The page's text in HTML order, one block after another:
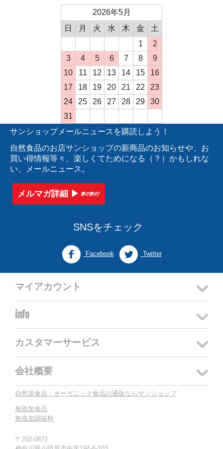
2026年5月
日
月 火 水 木 金
土
1
2
3
4 5 6 7 8
9
10
11 12 13 14 15
16
17
18 19 20 21 22
23
24
25 26 27 28 29
30
31
サンショップメールニュースを購読しよう！
自然食品のお店サンショップの新商品のお知らせや、お
買い得情報等々、楽しくてためになる（？）かもしれな
い、メールニュース。
メルマガ詳細 ▶︎
SNSをチェック
Facebook Twitter
マイアカウント
info
カスタマーサービス
会社概要
自然派食品・オーガニック食品の通販ならサンショップ
無添加食品
無添加調味料
〒250-0872